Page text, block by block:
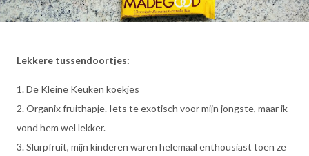
Lekkere tussendoortjes:
1. De Kleine Keuken koekjes
2. Organix fruithapje. Iets te exotisch voor mijn jongste, maar ik
vond hem wel lekker.
3. Slurpfruit, mijn kinderen waren helemaal enthousiast toen ze